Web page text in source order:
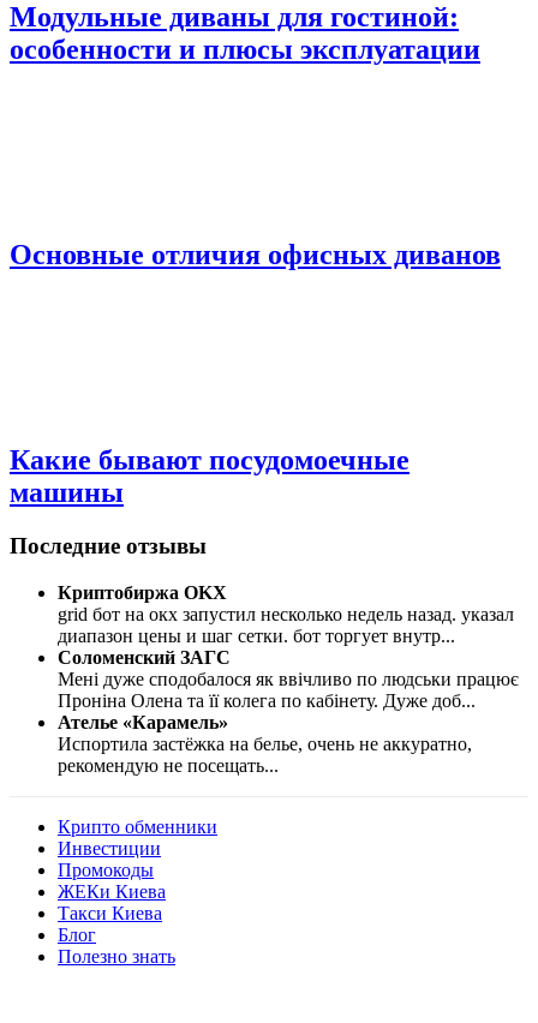
Модульные диваны для гостиной:
особенности и плюсы эксплуатации
Основные отличия офисных диванов
Какие бывают посудомоечные
машины
Последние отзывы
Криптобиржа OKX
grid бот на окх запустил несколько недель назад. указал
диапазон цены и шаг сетки. бот торгует внутр...
Соломенский ЗАГС
Мені дуже сподобалося як ввічливо по людськи працює
Проніна Олена та її колега по кабінету. Дуже доб...
Ателье «Карамель»
Испортила застёжка на белье, очень не аккуратно,
рекомендую не посещать...
Крипто обменники
Инвестиции
Промокоды
ЖЕКи Киева
Такси Киева
Блог
Полезно знать